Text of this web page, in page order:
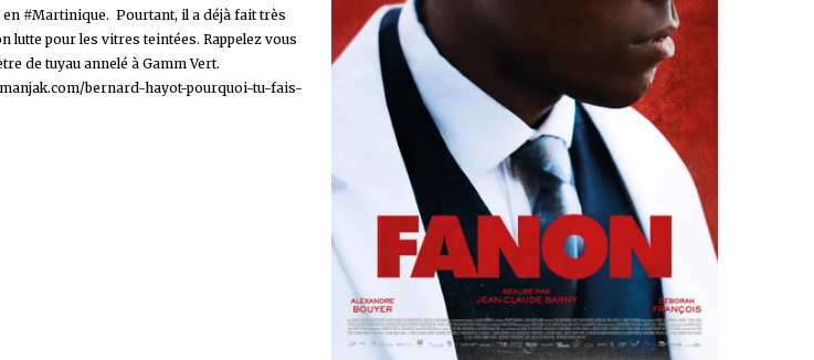
#Martinique. Pourtant, il a déjà fait très
lutte pour les vitres teintées. Rappelez vous
de tuyau annelé à Gamm Vert.
bernard-hayot-pourquoi-tu-fais-